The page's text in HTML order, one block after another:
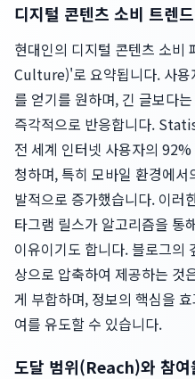
디지털 콘텐츠 소비 트렌
현대인의 디지털 콘텐츠 소비
Culture)'로 요약됩니다. 사용
를 얻기를 원하며, 긴 글보다
즉각적으로 반응합니다.
전 세계 인터넷 사용자의
청하며, 특히 모바일 환경에
발적으로 증가했습니다. 이러
타그램 릴스가 알고리즘을 통
이유이기도 합니다. 블로그의
상으로 압축하여 제공하는 것
게 부합하며, 정보의 핵심을
여를 유도할 수 있습니다.
도달 범위(Reach)와 참